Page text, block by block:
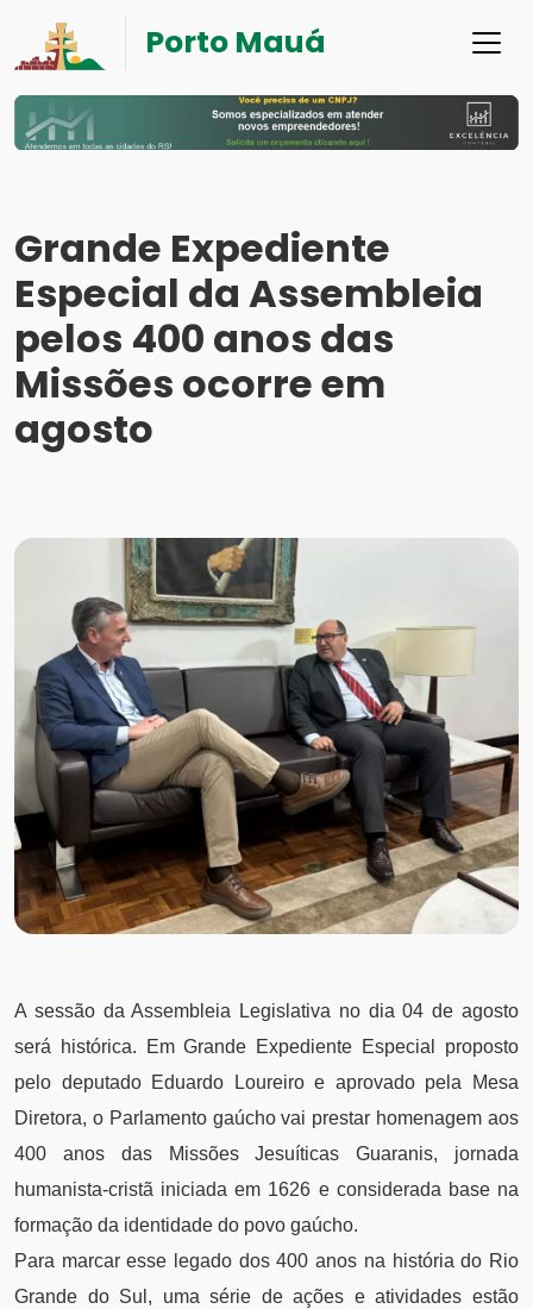
Porto Mauá
Grande Expediente
Especial da Assembleia
pelos 400 anos das
Missões ocorre em
agosto
A sessão da Assembleia Legislativa no dia 04 de agosto
será histórica. Em Grande Expediente Especial proposto
pelo deputado Eduardo Loureiro e aprovado pela Mesa
Diretora, o Parlamento gaúcho vai prestar homenagem aos
400 anos das Missões Jesuíticas Guaranis, jornada
humanista-cristã iniciada em 1626 e considerada base na
formação da identidade do povo gaúcho.
Para marcar esse legado dos 400 anos na história do Rio
Grande do Sul, uma série de ações e atividades estão